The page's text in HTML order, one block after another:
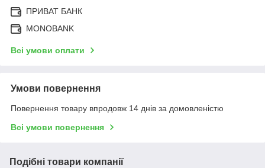
ПРИВАТ БАНК
MONOBANK
Всі умови оплати
Умови повернення
Повернення товару впродовж 14 днів за домовленістю
Всі умови повернення
Подібні товари компанії